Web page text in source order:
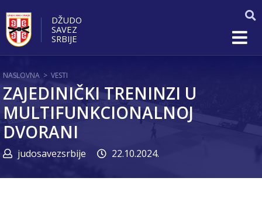
DŽUDO
SAVEZ
SRBIJE
NASLOVNA > VESTI
ZAJEDINIČKI TRENINZI U
MULTIFUNKCIONALNOJ
DVORANI
judosavezsrbije 22.10.2024.